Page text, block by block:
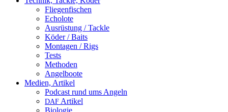
Fliegenfischen
Echolote
Ausrüstung / Tackle
Köder / Baits
Montagen / Rigs
Tests
Methoden
Angelboote
Medien, Artikel
Podcast rund ums Angeln
DAF Artikel
Biologie